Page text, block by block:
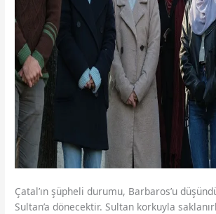
Çatal’ın şüpheli durumu, Barbaros’u
Sultan’a dönecektir. Sultan korkuyla